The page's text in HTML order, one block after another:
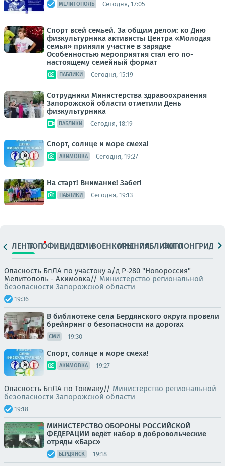
МЕЛИТОПОЛЬ Сегодня, 17:05
Спорт всей семьей. За общим делом: ко Дню
физкультурника активисты Центра «Молодая
семья» приняли участие в зарядке
Особенностью мероприятия стал его по-
настоящему семейный формат
ПАБЛИКИ Сегодня, 15:19
Сотрудники Министерства здравоохранения
Запорожской области отметили День
физкультурника
ПАБЛИКИ Сегодня, 18:19
Спорт, солнце и море смеха!
АКИМОВКА Сегодня, 19:27
На старт! Внимание! Забег!
ПАБЛИКИ Сегодня, 19:13
ЛЕНТАТОПОФИЦ.ВИДЕОСМИВОЕНКОРЫМНЕНИЯПАБЛИКИ
ФОТОЛОНГРИДЫ
Опасность БпЛА по участоку а/д Р-280 "Новороссия"
Мелитополь - Акимовка// Министерство региональной
безопасности Запорожской области
19:36
В библиотеке села Бердянского округа провели
брейнринг о безопасности на дорогах
СМИ 19:30
Спорт, солнце и море смеха!
АКИМОВКА 19:27
Опасность БпЛА по Токмаку// Министерство региональной
безопасности Запорожской области
19:18
МИНИСТЕРСТВО ОБОРОНЫ РОССИЙСКОЙ
ФЕДЕРАЦИИ ведёт набор в добровольческие
отряды «Барс»
БЕРДЯНСК 19:18